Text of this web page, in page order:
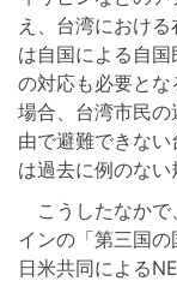
え、台湾におけ
は自国による自
の対応も必要と
場合、台湾市民
由で避難できな
は過去に例のない
こうしたなかで
インの「第三国の
日米共同による